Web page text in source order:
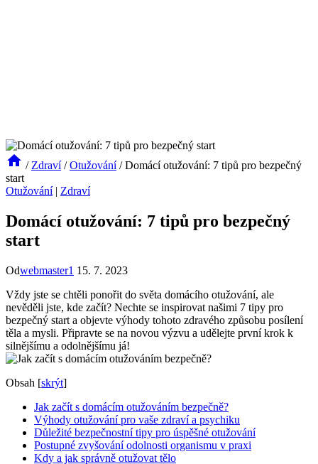
/ Zdraví / Otužování / Domácí otužování: 7 tipů pro bezpečný
start
Otužování| Zdraví
Domácí otužování: 7 tipů pro bezpečný
start
Odwebmaster1 15. 7. 2023
Vždy jste se chtěli ponořit do světa domácího otužování, ale
nevěděli jste, kde začít? Nechte se inspirovat našimi 7 tipy pro
bezpečný start a objevte výhody tohoto zdravého způsobu posílení
těla a mysli. Připravte se na novou výzvu a udělejte první krok k
silnějšímu a odolnějšímu já!
Obsah [skrýt]
Jak začít s domácím otužováním bezpečně?
Výhody otužování pro vaše zdraví a psychiku
Důležité bezpečnostní tipy pro úspěšné otužování
Postupné zvyšování odolnosti organismu v praxi
Kdy a jak správně otužovat tělo